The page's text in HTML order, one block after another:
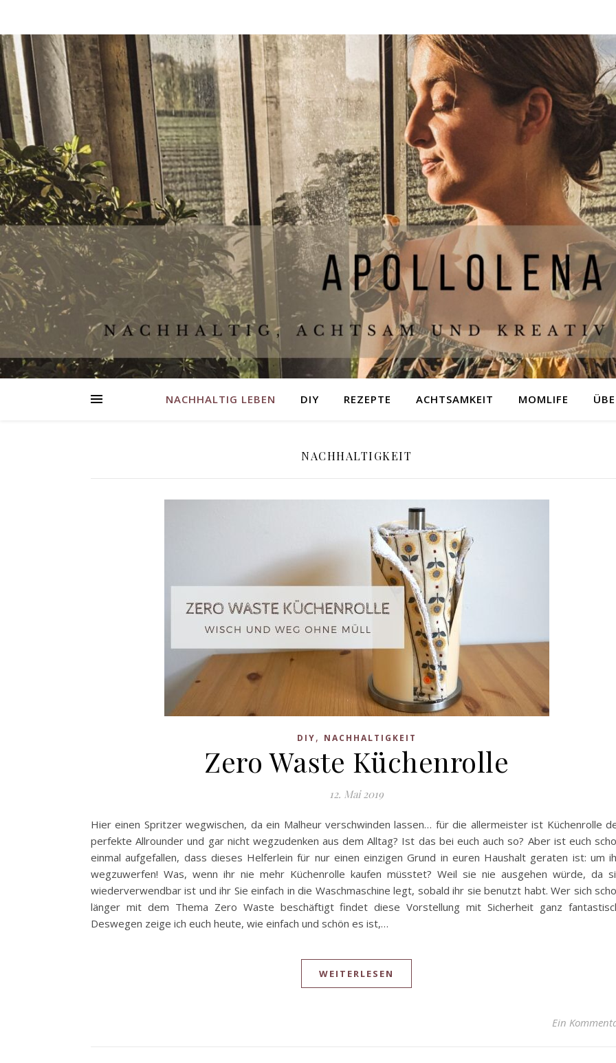
NACHHALTIG LEBEN DIY REZEPTE ACHTSAMKEIT MOMLIFE
NACHHALTIGKEIT
DIY, NACHHALTIGKEIT
Zero Waste Küchenrolle
12. Mai 2019
Hier einen Spritzer wegwischen, da ein Malheur verschwinden lassen… für die allermeister ist Küchenrolle
perfekte Allrounder und gar nicht wegzudenken aus dem Alltag? Ist das bei euch auch so? Aber ist euch
einmal aufgefallen, dass dieses Helferlein für nur einen einzigen Grund in euren Haushalt geraten ist: um
wegzuwerfen! Was, wenn ihr nie mehr Küchenrolle kaufen müsstet? Weil sie nie ausgehen würde, da
wiederverwendbar ist und ihr Sie einfach in die Waschmaschine legt, sobald ihr sie benutzt habt. Wer sich
länger mit dem Thema Zero Waste beschäftigt findet diese Vorstellung mit Sicherheit ganz
Deswegen zeige ich euch heute, wie einfach und schön es ist,…
WEITERLESEN
Ein